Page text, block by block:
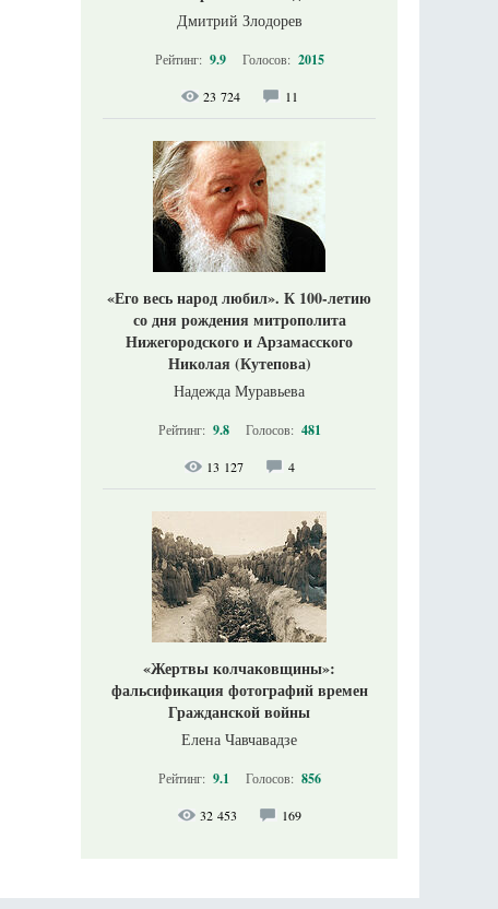
Дмитрий Злодорев
Рейтинг: 9.9 Голосов: 2015
23 724 11
«Его весь народ любил». К 100-летию
со дня рождения митрополита
Нижегородского и Арзамасского
Николая (Кутепова)
Надежда Муравьева
Рейтинг: 9.8 Голосов: 481
13 127 4
«Жертвы колчаковщины»:
фальсификация фотографий времен
Гражданской войны
Елена Чавчавадзе
Рейтинг: 9.1 Голосов: 856
32 453 169